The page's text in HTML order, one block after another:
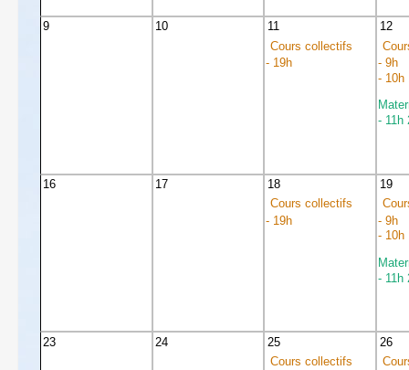
9 10
11
Cours collectifs
- 19h
12
- 9h
- 10h
- 11h
16 17
18
Cours collectifs
- 19h
19
- 9h
- 10h
- 11h
23 24
25
Cours collectifs
26